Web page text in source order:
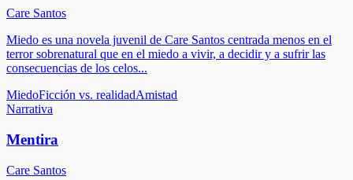
Care Santos
Miedo es una novela juvenil de Care Santos centrada menos en el
terror sobrenatural que en el miedo a vivir, a decidir y a sufrir las
consecuencias de los celos...
MiedoFicción vs. realidadAmistad
Narrativa
Mentira
Care Santos